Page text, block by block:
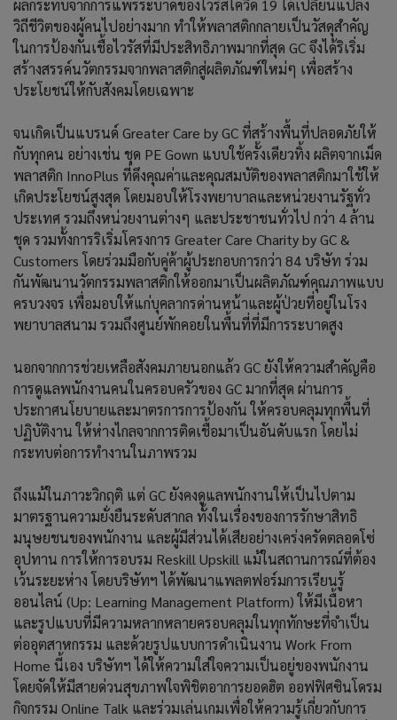
ผลกระทบจากการแพร่ระบาดของไวรัสโควิด 19 ได้เปลี่ยนแปลง
วิถีชีวิตของผู้คนไปอย่างมาก ทำให้พลาสติกกลายเป็นวัสดุสำคัญ
ในการป้องกันเชื้อไวรัสที่มีประสิทธิภาพมากที่สุด GC จึงได้ริเริ่ม
สร้างสรรค์นวัตกรรมจากพลาสติกสู่ผลิตภัณฑ์ใหม่ๆ เพื่อสร้าง
ประโยชน์ให้กับสังคมโดยเฉพาะ
จนเกิดเป็นแบรนด์ Greater Care by GC ที่สร้างพื้นที่ปลอดภัยให้
กับทุกคน อย่างเช่น ชุด PE Gown แบบใช้ครั้งเดียวทิ้ง ผลิตจากเม็ด
พลาสติก InnoPlus ที่ดึงคุณค่าและคุณสมบัติของพลาสติกมาใช้ให้
เกิดประโยชน์สูงสุด โดยมอบให้โรงพยาบาลและหน่วยงานรัฐทั่ว
ประเทศ รวมถึงหน่วยงานต่างๆ และประชาชนทั่วไป กว่า 4 ล้าน
ชุด รวมทั้งการริเริ่มโครงการ Greater Care Charity by GC &
Customers โดยร่วมมือกับคู่ค้าผู้ประกอบการกว่า 84 บริษัท ร่วม
กันพัฒนานวัตกรรมพลาสติกให้ออกมาเป็นผลิตภัณฑ์คุณภาพแบบ
ครบวงจร เพื่อมอบให้แก่บุคลากรด่านหน้าและผู้ป่วยที่อยู่ในโรง
พยาบาลสนาม รวมถึงศูนย์พักคอยในพื้นที่ที่มีการระบาดสูง
นอกจากการช่วยเหลือสังคมภายนอกแล้ว GC ยังให้ความสำคัญคือ
การดูแลพนักงานคนในครอบครัวของ GC มากที่สุด ผ่านการ
ประกาศนโยบายและมาตรการการป้องกัน ให้ครอบคลุมทุกพื้นที่
ปฏิบัติงาน ให้ห่างไกลจากการติดเชื้อมาเป็นอันดับแรก โดยไม่
กระทบต่อการทำงานในภาพรวม
ถึงแม้ในภาวะวิกฤติ แต่ GC ยังคงดูแลพนักงานให้เป็นไปตาม
มาตรฐานความยั่งยืนระดับสากล ทั้งในเรื่องของการรักษาสิทธิ
มนุษยชนของพนักงาน และผู้มีส่วนได้เสียอย่างเคร่งครัดตลอดโซ่
อุปทาน การให้การอบรม Reskill Upskill แม้ในสถานการณ์ที่ต้อง
เว้นระยะห่าง โดยบริษัทฯ ได้พัฒนาแพลตฟอร์มการเรียนรู้
ออนไลน์ (Up: Learning Management Platform) ให้มีเนื้อหา
และรูปแบบที่มีความหลากหลายครอบคลุมในทุกทักษะที่จำเป็น
ต่ออุตสาหกรรม และด้วยรูปแบบการดำเนินงาน Work From
Home นี้เอง บริษัทฯ ได้ให้ความใส่ใจความเป็นอยู่ของพนักงาน
โดยจัดให้มีสายด่วนสุขภาพใจพิชิตอาการยอดฮิต ออฟฟิศซินโดรม
กิจกรรม Online Talk และร่วมเล่นเกมเพื่อให้ความรู้เกี่ยวกับการ